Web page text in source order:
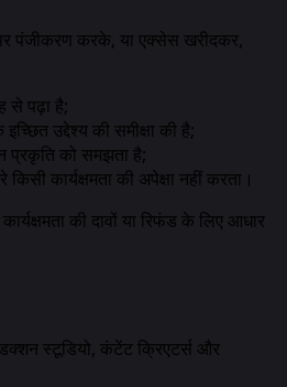
पंजीकरण करके, या एक्सेस खरीदकर,
से पढ़ा है;
उद्देश्य की समीक्षा की है;
प्रकृति को समझता है;
कार्यक्षमता की अपेक्षा नहीं करता।
की दावों या रिफंड के लिए आधार
स्टूडियो, कंटेंट क्रिएटर्स और